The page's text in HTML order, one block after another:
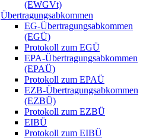
(EWGVt)
Übertragungsabkommen
EG-Übertragungsabkommen
(EGÜ)
Protokoll zum EGÜ
EPA-Übertragungsabkommen
(EPAÜ)
Protokoll zum EPAÜ
EZB-Übertragungsabkommen
(EZBÜ)
Protokoll zum EZBÜ
EIBÜ
Protokoll zum EIBÜ